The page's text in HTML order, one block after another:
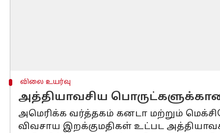
விலை உயர்வு
அத்தியாவசிய
அமெரிக்க வர்த்தகம் கனடா மற்றும்
விவசாய இறக்குமதிகள் உட்பட